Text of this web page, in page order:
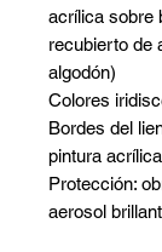
acrílica sobre
recubierto de
algodón)
Colores
Bordes del
pintura
Protección:
aerosol